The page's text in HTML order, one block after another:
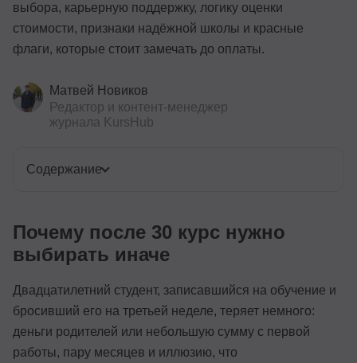
выбора, карьерную поддержку, логику оценки
стоимости, признаки надёжной школы и красные
флаги, которые стоит замечать до оплаты.
Матвей Новиков
Редактор и контент-менеджер
журнала KursHub
Содержание
Почему после 30 курс нужно
выбирать иначе
Двадцатилетний студент, записавшийся на обучение и
бросивший его на третьей неделе, теряет немного:
деньги родителей или небольшую сумму с первой
работы, пару месяцев и иллюзию, что